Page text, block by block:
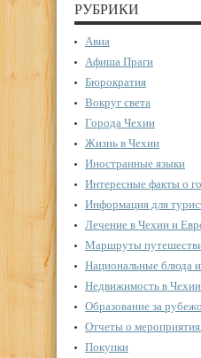
РУБРИКИ
Авиа
Афиша Праги
Бюрократия
Вокруг света
Города Чехии
Жизнь в Чехии
Иностранные языки
Интересные факты о
Информация для
Лечение в Чехии и
Маршруты
Национальные блюда и
Недвижимость в Чехии
Образование за
Отчеты о
Покупки